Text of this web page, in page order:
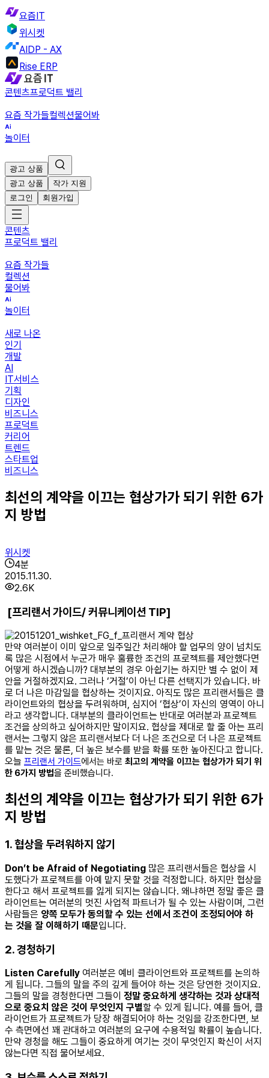
요즘IT
위시켓
AIDP - AX
Rise ERP
콘텐츠프로덕트 밸리
요즘 작가들컬렉션물어봐
놀이터
광고 상품
광고 상품
작가 지원
로그인
회원가입
콘텐츠
프로덕트 밸리
요즘 작가들
컬렉션
물어봐
놀이터
새로 나온
인기
개발
AI
IT서비스
기획
디자인
비즈니스
프로덕트
커리어
트렌드
스타트업
비즈니스
최선의 계약을 이끄는 협상가가 되기 위한 6가
지 방법
위시켓
4분
2015.11.30.
2.6K
[프리랜서 가이드/ 커뮤니케이션 TIP]
만약 여러분이 이미 앞으로 일주일간 처리해야 할 업무의 양이 넘치도
록 많은 시점에서 누군가 매우 훌륭한 조건의 프로젝트를 제안했다면
어떻게 하시겠습니까? 대부분의 경우 아쉽기는 하지만 별 수 없이 제
안을 거절하겠지요. 그러나 ‘거절’이 아닌 다른 선택지가 있습니다. 바
로 더 나은 마감일을 협상하는 것이지요. 아직도 많은 프리랜서들은 클
라이언트와의 협상을 두려워하며, 심지어 ‘협상’이 자신의 영역이 아니
라고 생각합니다. 대부분의 클라이언트는 반대로 여러분과 프로젝트
조건을 상의하고 싶어하지만 말이지요. 협상을 제대로 할 줄 아는 프리
랜서는 그렇지 않은 프리랜서보다 더 나은 조건으로 더 나은 프로젝트
를 맡는 것은 물론, 더 높은 보수를 받을 확률 또한 높아진다고 합니다.
오늘 프리랜서 가이드에서는 바로 최고의 계약을 이끄는 협상가가 되기 위
한 6가지 방법을 준비했습니다.
최선의 계약을 이끄는 협상가가 되기 위한 6가
지 방법
1. 협상을 두려워하지 않기
Don’t be Afraid of Negotiating 많은 프리랜서들은 협상을 시
도했다가 프로젝트를 아예 맡지 못할 것을 걱정합니다. 하지만 협상을
한다고 해서 프로젝트를 잃게 되지는 않습니다. 왜냐하면 정말 좋은 클
라이언트는 여러분의 멋진 사업적 파트너가 될 수 있는 사람이며, 그런
사람들은 양쪽 모두가 동의할 수 있는 선에서 조건이 조정되어야 하
는 것을 잘 이해하기 때문입니다.
2. 경청하기
Listen Carefully 여러분은 예비 클라이언트와 프로젝트를 논의하
게 됩니다. 그들의 말을 주의 깊게 들어야 하는 것은 당연한 것이지요.
그들의 말을 경청한다면 그들이 정말 중요하게 생각하는 것과 상대적
으로 중요치 않은 것이 무엇인지 구별할 수 있게 됩니다. 예를 들어, 클
라이언트가 프로젝트가 당장 해결되어야 하는 것임을 강조한다면, 보
수 측면에선 꽤 관대하고 여러분의 요구에 수용적일 확률이 높습니다.
만약 경청을 해도 그들이 중요하게 여기는 것이 무엇인지 확신이 서지
않는다면 직접 물어보세요.